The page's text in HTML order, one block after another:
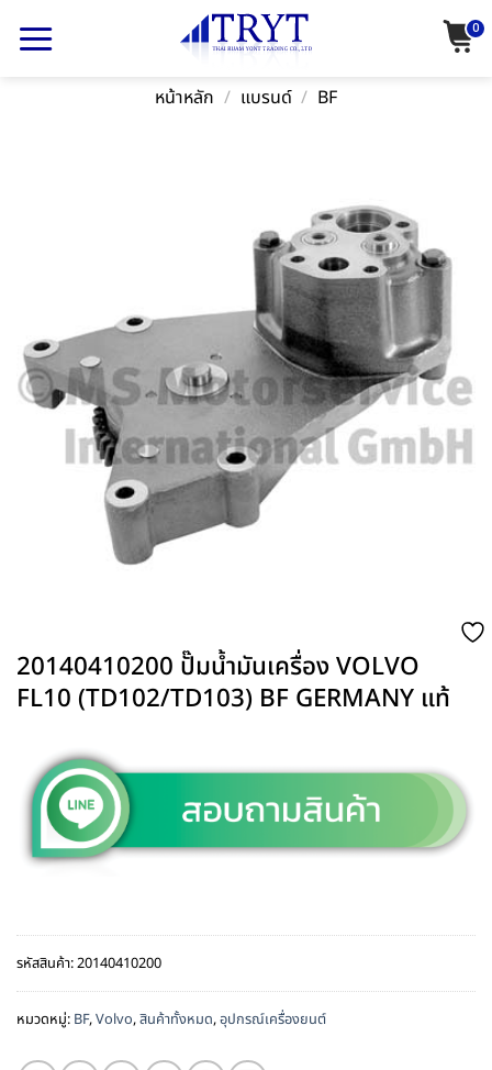
0
หน้าหลัก / แบรนด์ / BF
20140410200 ปั๊มน้ำมันเครื่อง VOLVO
FL10 (TD102/TD103) BF GERMANY แท้
รหัสสินค้า:20140410200
หมวดหมู่: BF,Volvo,สินค้าทั้งหมด,อุปกรณ์เครื่องยนต์